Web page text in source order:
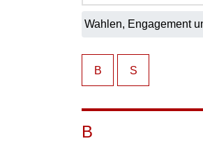
B S
B